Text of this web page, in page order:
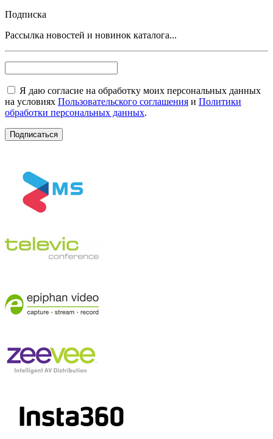
Подписка
Рассылка новостей и новинок каталога...
Я даю согласие на обработку моих персональных данных
на условиях Пользовательского соглашения и Политики
обработки персональных данных.